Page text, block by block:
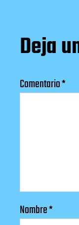
Deja
Comentario*
Nombre*